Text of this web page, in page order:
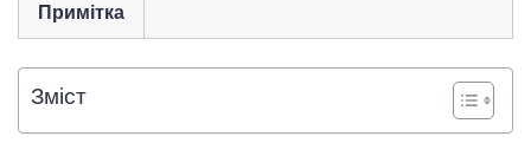
Примітка
Зміст